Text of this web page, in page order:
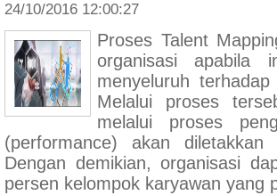
24/10/2016 12:00:27
Proses Talent
organisasi apabila
menyeluruh
Melalui proses
melalui proses
(performance) akan
Dengan demikian, organisasi
persen kelompok karyawan yang